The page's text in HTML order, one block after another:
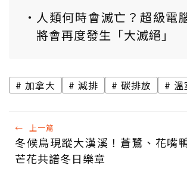
人類何時會滅亡？超級電
將會再度發生「大滅絕」
加拿大 減排 碳排放 溫
← 上一篇
冬候鳥現蹤大漢溪！蒼鷺、花嘴
芒花共譜冬日樂章